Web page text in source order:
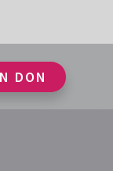
DON